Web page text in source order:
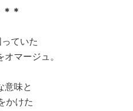
＊
ていた
マージュ。
意味と
かけた